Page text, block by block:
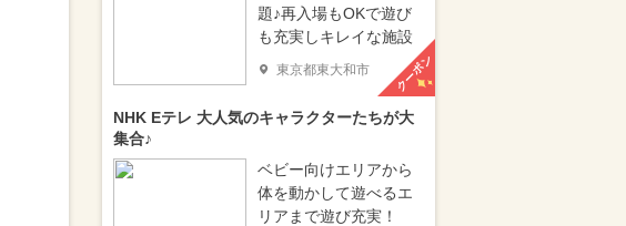
題♪再入場もOKで遊び
も充実しキレイな施設
東京都東大和市 クーポン
NHK Eテレ 大人気のキャラクターたちが大
集合♪
ベビー向けエリアから
体を動かして遊べるエ
リアまで遊び充実！